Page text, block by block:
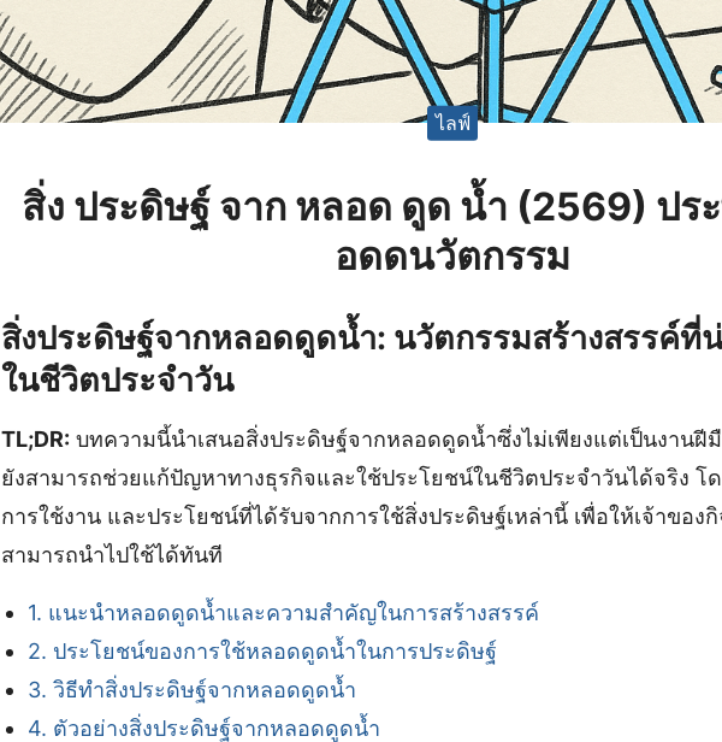
ไลฟ์
สิ่ง ประดิษฐ์ จาก หลอด ดูด น้ำ (2569) ปร
อดดนวัตกรรม
สิ่งประดิษฐ์จากหลอดดูดน้ำ: นวัตกรรมสร้างสรรค์ที่
ในชีวิตประจำวัน
TL;DR: บทความนี้นำเสนอสิ่งประดิษฐ์จากหลอดดูดน้ำซึ่งไม่เพียงแต่เป็นงานฝี
ยังสามารถช่วยแก้ปัญหาทางธุรกิจและใช้ประโยชน์ในชีวิตประจำวันได้จริง โ
การใช้งาน และประโยชน์ที่ได้รับจากการใช้สิ่งประดิษฐ์เหล่านี้ เพื่อให้เจ้าของ
สามารถนำไปใช้ได้ทันที
1. แนะนำหลอดดูดน้ำและความสำคัญในการสร้างสรรค์
2. ประโยชน์ของการใช้หลอดดูดน้ำในการประดิษฐ์
3. วิธีทำสิ่งประดิษฐ์จากหลอดดูดน้ำ
4. ตัวอย่างสิ่งประดิษฐ์จากหลอดดูดน้ำ